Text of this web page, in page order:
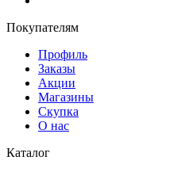
Покупателям
Профиль
Заказы
Акции
Магазины
Скупка
О нас
Каталог